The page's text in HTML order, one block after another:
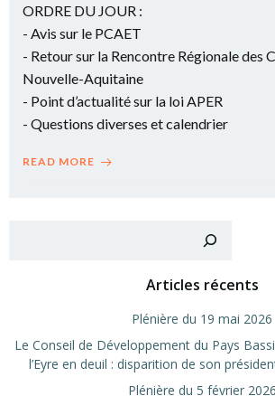
ORDRE DU JOUR :
- Avis sur le PCAET
- Retour sur la Rencontre Régionale des
Nouvelle-Aquitaine
- Point d’actualité sur la loi APER
- Questions diverses et calendrier
READ MORE
Articles récents
Plé­nière du 19 mai 2026
Le Conseil de Déve­lop­pe­ment du Pays
l’Eyre en deuil : dis­pa­ri­tion de son
Plé­nière du 5 février 2026